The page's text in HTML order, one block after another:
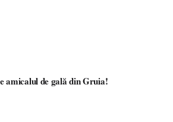
amicalul de gală din Gruia!